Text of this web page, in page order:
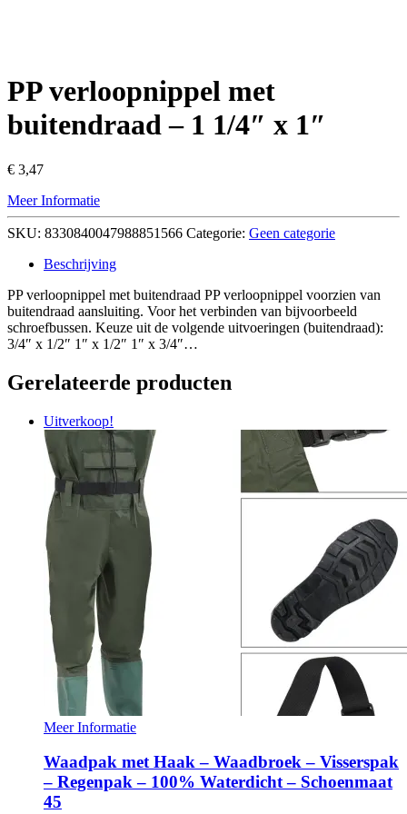
PP verloopnippel met
buitendraad – 1 1/4″ x 1″
€ 3,47
Meer Informatie
SKU: 8330840047988851566 Categorie: Geen categorie
Beschrijving
PP verloopnippel met buitendraad PP verloopnippel voorzien van
buitendraad aansluiting. Voor het verbinden van bijvoorbeeld
schroefbussen. Keuze uit de volgende uitvoeringen (buitendraad):
3/4″ x 1/2″ 1″ x 1/2″ 1″ x 3/4″…
Gerelateerde producten
Uitverkoop!
Meer Informatie
Waadpak met Haak – Waadbroek – Visserspak
– Regenpak – 100% Waterdicht – Schoenmaat
45